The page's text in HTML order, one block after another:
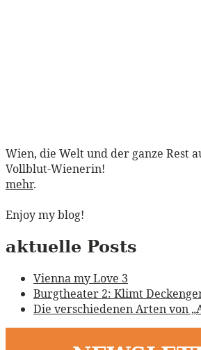
Wien, die Welt und der ganze Rest
Vollblut-Wienerin!
mehr.
Enjoy my blog!
aktuelle Posts
Vienna my Love 3
Burgtheater 2: Klimt
Die verschiedenen Arten von